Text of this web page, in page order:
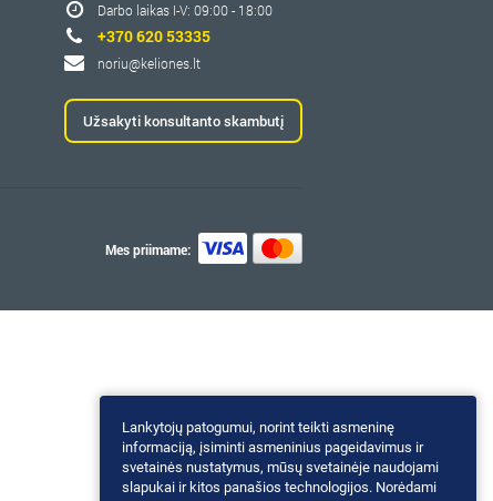
Darbo laikas I-V: 09:00 - 18:00
+370 620 53335
noriu@keliones.lt
Užsakyti konsultanto skambutį
Mes priimame:
Lankytojų patogumui, norint teikti asmeninę
informaciją, įsiminti asmeninius pageidavimus ir
svetainės nustatymus, mūsų svetainėje naudojami
slapukai ir kitos panašios technologijos. Norėdami